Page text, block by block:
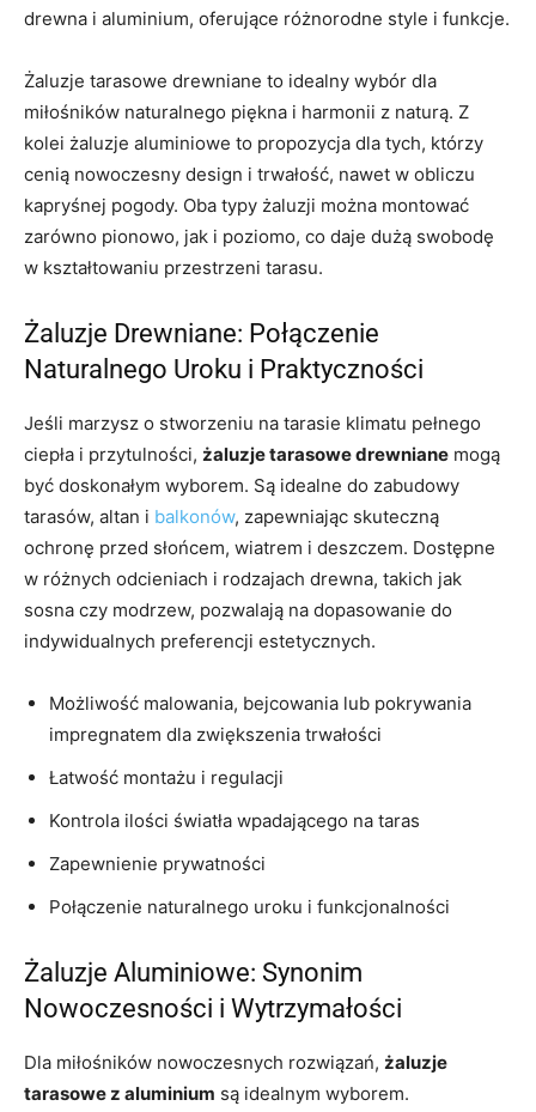
drewna i aluminium, oferujące różnorodne style i funkcje.
Żaluzje tarasowe drewniane to idealny wybór dla
miłośników naturalnego piękna i harmonii z naturą. Z
kolei żaluzje aluminiowe to propozycja dla tych, którzy
cenią nowoczesny design i trwałość, nawet w obliczu
kapryśnej pogody. Oba typy żaluzji można montować
zarówno pionowo, jak i poziomo, co daje dużą swobodę
w kształtowaniu przestrzeni tarasu.
Żaluzje Drewniane: Połączenie
Naturalnego Uroku i Praktyczności
Jeśli marzysz o stworzeniu na tarasie klimatu pełnego
ciepła i przytulności, żaluzje tarasowe drewniane mogą
być doskonałym wyborem. Są idealne do zabudowy
tarasów, altan i balkonów, zapewniając skuteczną
ochronę przed słońcem, wiatrem i deszczem. Dostępne
w różnych odcieniach i rodzajach drewna, takich jak
sosna czy modrzew, pozwalają na dopasowanie do
indywidualnych preferencji estetycznych.
Możliwość malowania, bejcowania lub pokrywania
impregnatem dla zwiększenia trwałości
Łatwość montażu i regulacji
Kontrola ilości światła wpadającego na taras
Zapewnienie prywatności
Połączenie naturalnego uroku i funkcjonalności
Żaluzje Aluminiowe: Synonim
Nowoczesności i Wytrzymałości
Dla miłośników nowoczesnych rozwiązań, żaluzje
tarasowe z aluminium są idealnym wyborem.